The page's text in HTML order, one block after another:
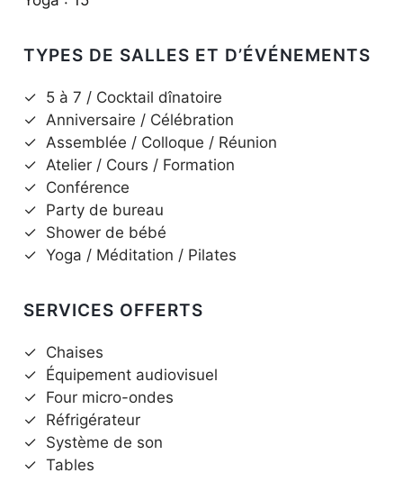
TYPES DE SALLES ET D’ÉVÉNEMENTS
✓ 5 à 7 / Cocktail dînatoire
✓ Anniversaire / Célébration
✓ Assemblée / Colloque / Réunion
✓ Atelier / Cours / Formation
✓ Conférence
✓ Party de bureau
✓ Shower de bébé
✓ Yoga / Méditation / Pilates
SERVICES OFFERTS
✓ Chaises
✓ Équipement audiovisuel
✓ Four micro-ondes
✓ Réfrigérateur
✓ Système de son
✓ Tables